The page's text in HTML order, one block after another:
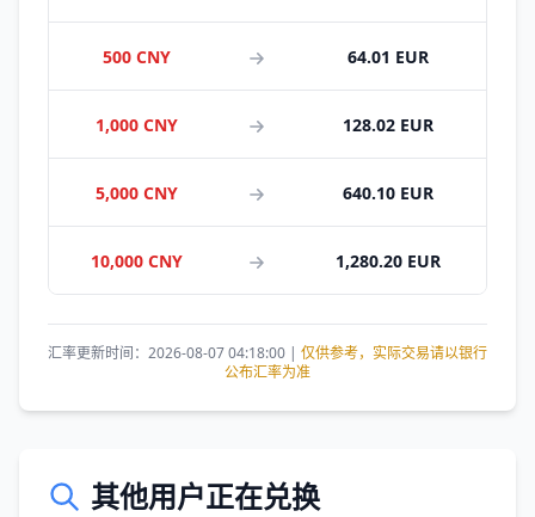
500 CNY 64.01 EUR
1,000 CNY 128.02 EUR
5,000 CNY 640.10 EUR
10,000 CNY 1,280.20 EUR
汇率更新时间：2026-08-07 04:18:00 | 仅供参考，实际交易请以银行
公布汇率为准
其他用户正在兑换